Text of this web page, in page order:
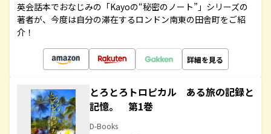
英会話本でおなじみの「Kayoの“秘密のノート”」シリーズの
著者が、今度は自分の滞在するロンドン南東の田舎町をご紹
介！
詳細を見る
とろとろトロピカル ある旅の記録と
記憶。 第1巻
D-Books